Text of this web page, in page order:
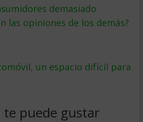
demasiado
las opiniones de los demás?
un espacio difícil para
te puede gustar